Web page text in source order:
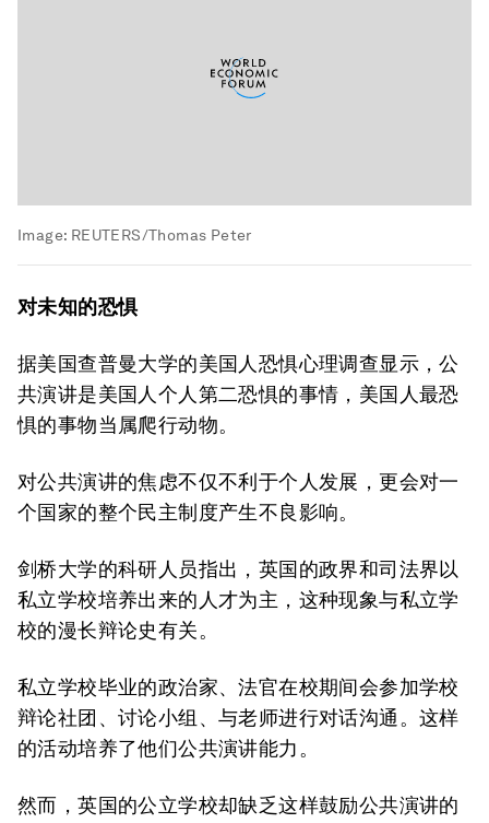
Image: REUTERS/Thomas Peter
对未知的恐惧
据美国查普曼大学的美国人恐惧心理调查显示，公
共演讲是美国人个人第二恐惧的事情，美国人最恐
惧的事物当属爬行动物。
对公共演讲的焦虑不仅不利于个人发展，更会对一
个国家的整个民主制度产生不良影响。
剑桥大学的科研人员指出，英国的政界和司法界以
私立学校培养出来的人才为主，这种现象与私立学
校的漫长辩论史有关。
私立学校毕业的政治家、法官在校期间会参加学校
辩论社团、讨论小组、与老师进行对话沟通。这样
的活动培养了他们公共演讲能力。
然而，英国的公立学校却缺乏这样鼓励公共演讲的